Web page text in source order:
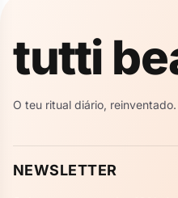
tutti
O teu ritual diário, reinventado.
NEWSLETTER